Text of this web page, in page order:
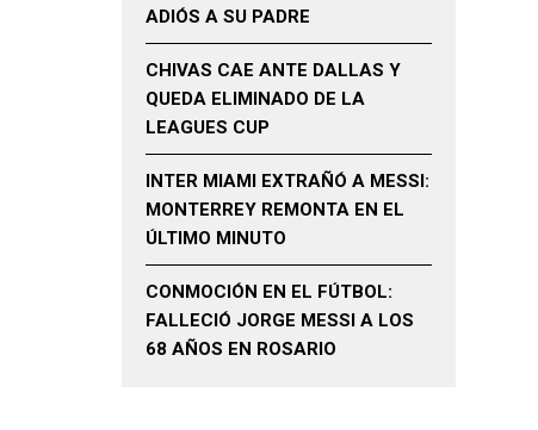
ADIÓS A SU PADRE
CHIVAS CAE ANTE DALLAS Y
QUEDA ELIMINADO DE LA
LEAGUES CUP
INTER MIAMI EXTRAÑÓ A MESSI:
MONTERREY REMONTA EN EL
ÚLTIMO MINUTO
CONMOCIÓN EN EL FÚTBOL:
FALLECIÓ JORGE MESSI A LOS
68 AÑOS EN ROSARIO